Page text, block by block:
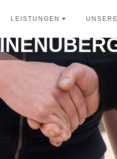
LEISTUNGEN